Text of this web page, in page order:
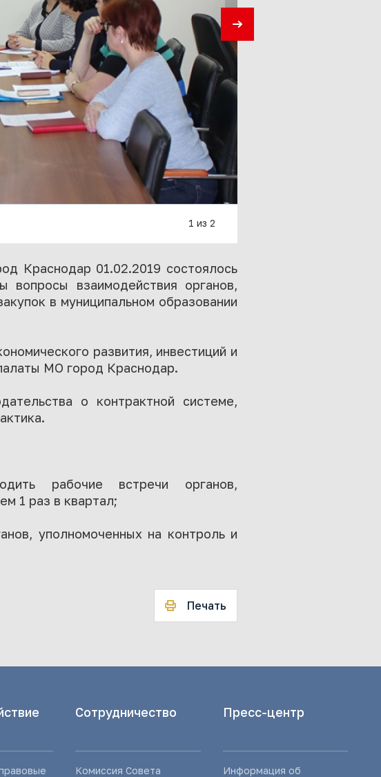
1 из 2
Краснодар 01.02.2019 состоялось
взаимодействия органов,
в муниципальном образовании
развития, инвестиций и
МО город Краснодар.
о контрактной системе,
рабочие встречи органов,
1 раз в квартал;
уполномоченных на контроль и
Печать
Сотрудничество
Комиссия Совета
Пресс-центр
Информация об